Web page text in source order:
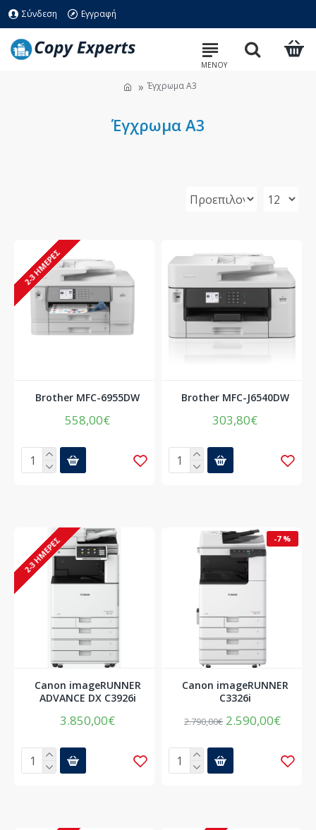
Σύνδεση Εγγραφή
Έγχρωμα Α3
Έγχρωμα Α3
2-3 ΗΜΈΡΕΣ
Brother MFC-6955DW
558,00€
Brother MFC-J6540DW
303,80€
2-3 ΗΜΈΡΕΣ
Canon imageRUNNER
ADVANCE DX C3926i
3.850,00€
-7 %
Canon imageRUNNER
C3326i
2.790,00€ 2.590,00€